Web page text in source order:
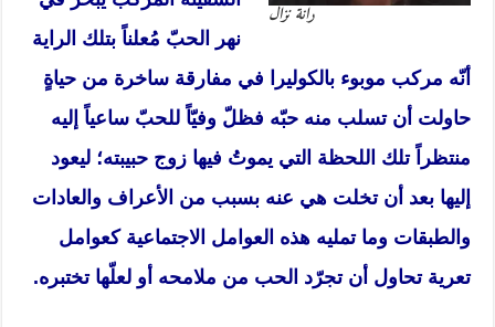
رانة نزال
نهر الحبّ مُعلناً بتلك الراية
أنّه مركب موبوء بالكوليرا في مفارقة ساخرة من حياةٍ
حاولت أن تسلب منه حبّه فظلّ وفيّاً للحبّ ساعياً إليه
منتظراً تلك اللحظة التي يموتُ فيها زوج حبيبته؛ ليعود
إليها بعد أن تخلت هي عنه بسبب من الأعراف والعادات
والطبقات وما تمليه هذه العوامل الاجتماعية كعوامل
تعرية تحاول أن تجرّد الحب من ملامحه أو لعلّها تختبره.